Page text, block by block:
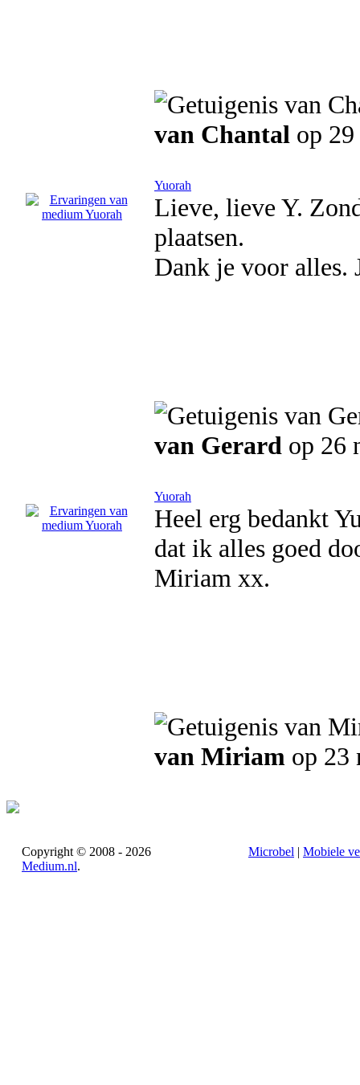
van Chantal op
Yuorah
Lieve, lieve Y.
plaatsen.
Dank je voor
van Gerard op 26
Yuorah
Heel erg bedankt
dat ik alles goed
Miriam xx.
van Miriam op 23
Copyright © 2008 - 2026
Medium.nl.
Microbel | Mobiele